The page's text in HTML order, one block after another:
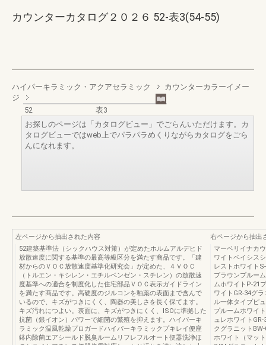
カウンターカタログ２０２６ 52-表3(54-55)
ハイパーキラミック・アクアセラミック
カウンターカラーイメー
ジ
52
表3
お探しのページは「カタログビュー」でごらんいただけます。カ
タログビューではweb上でパラパラめくりながらカタログをごら
んになれます。
左ページから抽出された内容
52建築基準法（シックハウス対策）が定めたホルムアルデヒド
放散速度に関する基準の最高等級区分を満たす商品です。「建
材からのＶＯＣ放散速度基準化研究会」が定めた、４ＶＯＣ
（トルエン・キシレン・エチルベンゼン・スチレン）の放散速
度基準への適合を制度化した住宅部品ＶＯＣ表示ガイドライン
を満たす商品です。高硬度のジルコンを釉薬の表面まで含んで
いるので、キズがつきにくく、陶器の美しさを長く保てます。
キズ汚れにつよい。表面に、キズがつきにくく、ISOに準拠した
抗菌（銀イオン）パワーで細菌の繁殖を抑えます。ハイパーキ
ラミック温風乾燥プロガードハイパーキラミックプキレイ便座
鉢内除菌エアシールド脱臭ルームリフレフルオート便器洗浄ほ
右ページから抽出
マーベリイナカ
ワイトベイシス
レストホワイト
ブラウンプルー
ムホワイトP-21
ワイトGR-34グ
ル一体タイプピ
プルームホワイ
ュレホワイト
クグラニット
ホワイト（マッ